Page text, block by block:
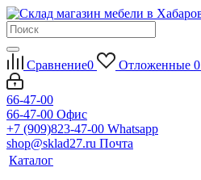
Сравнение0 Отложенные 0
66-47-00
66-47-00 Офис
+7 (909)823-47-00 Whatsapp
shop@sklad27.ru Почта
Каталог